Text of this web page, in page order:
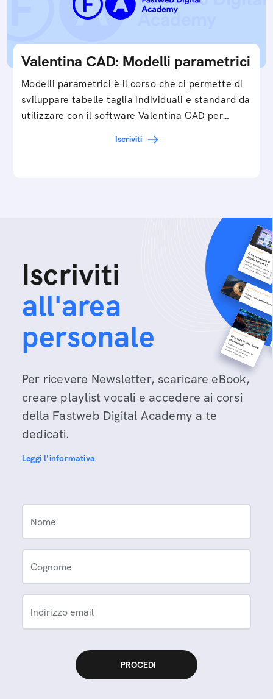
Valentina CAD: Modelli parametrici
Modelli parametrici è il corso che ci permette di
sviluppare tabelle taglia individuali e standard da
utilizzare con il software Valentina CAD per…
Iscriviti
Iscriviti
all'area
personale
Per ricevere Newsletter, scaricare eBook,
creare playlist vocali e accedere ai corsi
della Fastweb Digital Academy a te
dedicati.
Leggi l'informativa
Nome
Cognome
Indirizzo email